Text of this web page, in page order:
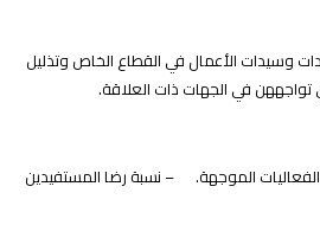
وسيدات الأعمال في القطاع الخاص وتذليل
في الجهات ذات العلاقة.
الموجهة. – نسبة رضا المستفيدين